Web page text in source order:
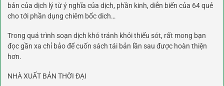
bản của dịch lý từ ý nghĩa của dịch, phần kinh, diễn biến của 64 quẻ
cho tới phần dụng chiêm bốc dich…
Trong quá trình soạn dịch khó tránh khỏi thiếu sót, rất mong bạn
đọc gần xa chỉ bảo để cuốn sách tái bản lần sau được hoàn thiện
hơn.
NHÀ XUẤT BẢN THỜI ĐẠI